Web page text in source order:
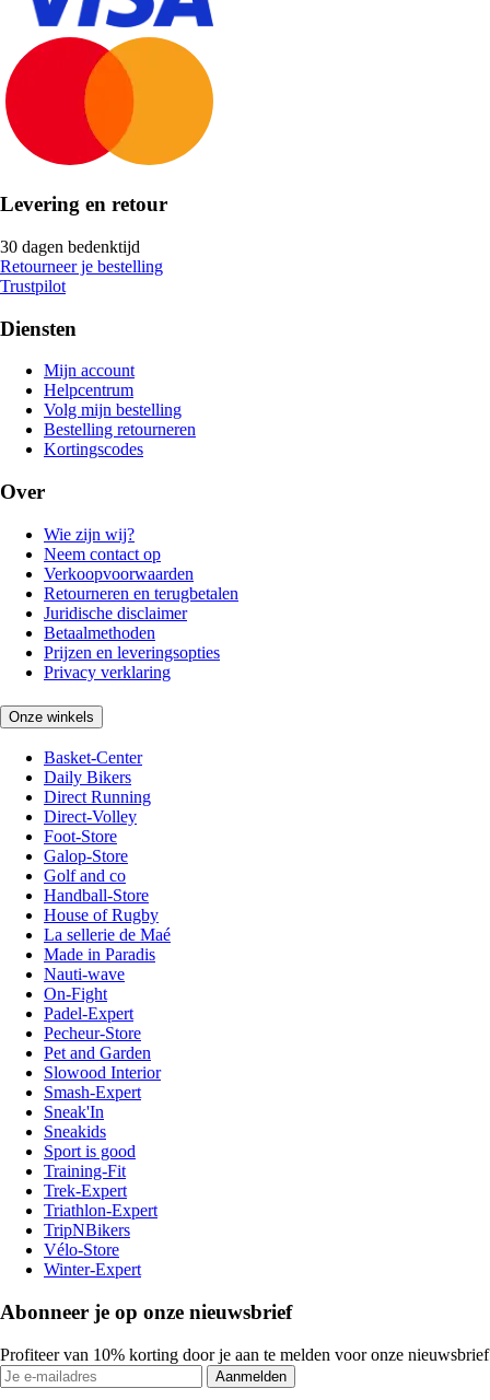
Levering en retour
30 dagen bedenktijd
Retourneer je bestelling
Trustpilot
Diensten
Mijn account
Helpcentrum
Volg mijn bestelling
Bestelling retourneren
Kortingscodes
Over
Wie zijn wij?
Neem contact op
Verkoopvoorwaarden
Retourneren en terugbetalen
Juridische disclaimer
Betaalmethoden
Prijzen en leveringsopties
Privacy verklaring
Onze winkels
Basket-Center
Daily Bikers
Direct Running
Direct-Volley
Foot-Store
Galop-Store
Golf and co
Handball-Store
House of Rugby
La sellerie de Maé
Made in Paradis
Nauti-wave
On-Fight
Padel-Expert
Pecheur-Store
Pet and Garden
Slowood Interior
Smash-Expert
Sneak'In
Sneakids
Sport is good
Training-Fit
Trek-Expert
Triathlon-Expert
TripNBikers
Vélo-Store
Winter-Expert
Abonneer je op onze nieuwsbrief
Profiteer van 10% korting door je aan te melden voor onze nieuwsbrief
Aanmelden